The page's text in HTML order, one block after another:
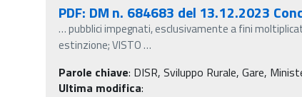
PDF: DM n. 684683 del 13.12.2023
…pubblici impegnati, esclusivamente a fini
estinzione; VISTO…
Parole chiave: DISR, Sviluppo Rurale, Gare,
Ultima modifica: